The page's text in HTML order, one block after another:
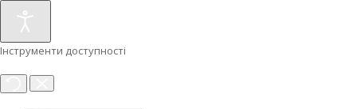
Інструменти доступності